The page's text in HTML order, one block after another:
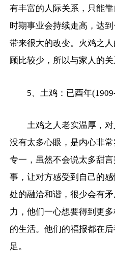
有丰富的人际关系，只能
时期事业会持续走高，达
带来很大的改变。火鸡之
顾比较少，所以与家人的关
5、土鸡：已酉年
土鸡之人老实温厚，
没有太多心眼，是内心非
专一，虽然不会说太多甜
事，让对方感受到自己的
处的融洽和谐，很少会有
力，他们一心想要得到更
的生活。他们的福报都在
足。